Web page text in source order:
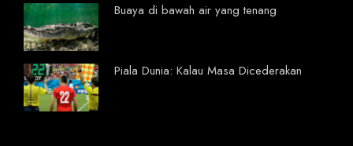
Buaya di bawah air yang tenang
Piala Dunia: Kalau Masa Dicederakan